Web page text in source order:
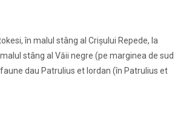
în malul stâng al Crişului Repede, la
stâng al Văii negre (pe marginea de sud
dau Patrulius et Iordan (în Patrulius et